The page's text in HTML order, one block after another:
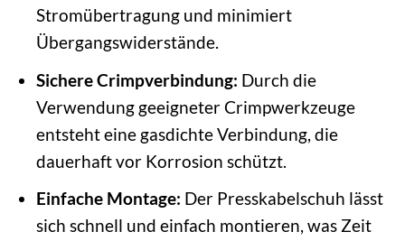
Stromübertragung und minimiert
Übergangswiderstände.
Sichere Crimpverbindung: Durch die
Verwendung geeigneter Crimpwerkzeuge
entsteht eine gasdichte Verbindung, die
dauerhaft vor Korrosion schützt.
Einfache Montage: Der Presskabelschuh lässt
sich schnell und einfach montieren, was Zeit